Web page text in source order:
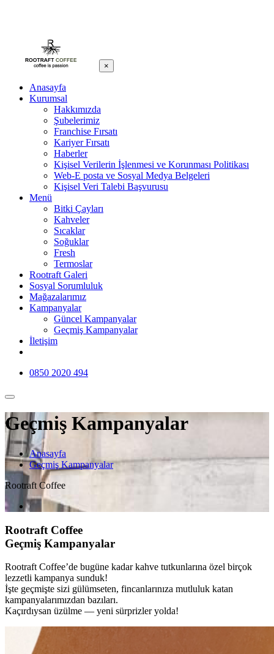
×
Anasayfa
Kurumsal
Hakkımızda
Şubelerimiz
Franchise Fırsatı
Kariyer Fırsatı
Haberler
Kişisel Verilerin İşlenmesi ve Korunması Politikası
Web-E posta ve Sosyal Medya Belgeleri
Kişisel Veri Talebi Başvurusu
Menü
Bitki Çayları
Kahveler
Sıcaklar
Soğuklar
Fresh
Termoslar
Rootraft Galeri
Sosyal Sorumluluk
Mağazalarımız
Kampanyalar
Güncel Kampanyalar
Geçmiş Kampanyalar
İletişim
0850 2020 494
Geçmiş Kampanyalar
Anasayfa
Geçmiş Kampanyalar
Rootraft Coffee
Rootraft Coffee
Geçmiş Kampanyalar
Rootraft Coffee’de bugüne kadar kahve tutkunlarına özel birçok
lezzetli kampanya sunduk!
İşte geçmişte sizi gülümseten, fincanlarınıza mutluluk katan
kampanyalarımızdan bazıları.
Kaçırdıysan üzülme — yeni sürprizler yolda!